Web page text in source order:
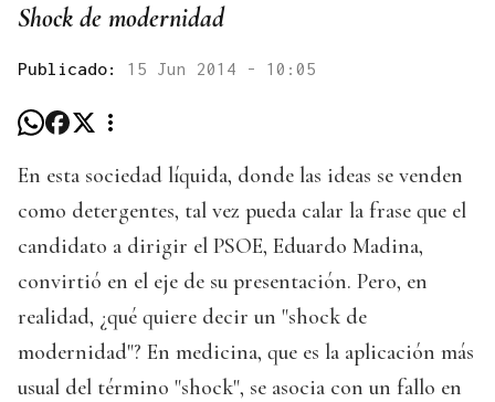
Shock de modernidad
Publicado: 15 Jun 2014 - 10:05
En esta sociedad líquida, donde las ideas se venden
como detergentes, tal vez pueda calar la frase que el
candidato a dirigir el PSOE, Eduardo Madina,
convirtió en el eje de su presentación. Pero, en
realidad, ¿qué quiere decir un "shock de
modernidad"? En medicina, que es la aplicación más
usual del término "shock", se asocia con un fallo en